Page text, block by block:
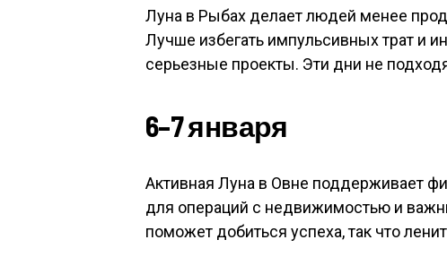
Луна в Рыбах делает людей менее
Лучше избегать импульсивных трат и
серьезные проекты. Эти дни не
6–7 января
Активная Луна в Овне поддерживает
для операций с недвижимостью и
поможет добиться успеха, так что